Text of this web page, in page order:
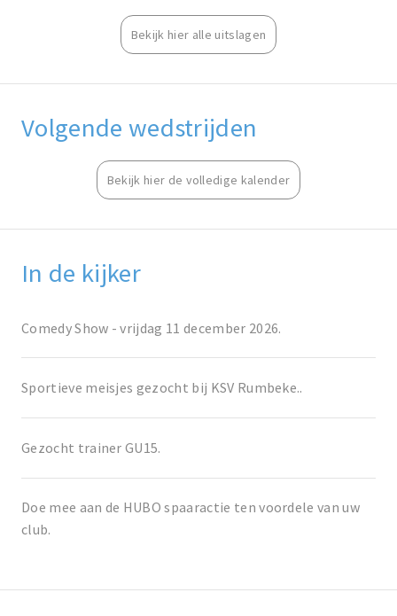
Bekijk hier alle uitslagen
Volgende wedstrijden
Bekijk hier de volledige kalender
In de kijker
Comedy Show - vrijdag 11 december 2026.
Sportieve meisjes gezocht bij KSV Rumbeke..
Gezocht trainer GU15.
Doe mee aan de HUBO spaaractie ten voordele van uw
club.